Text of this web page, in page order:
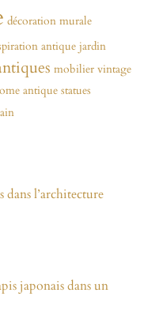
décoration murale
antique jardin
mobilier vintage
antique statues
dans l’architecture
japonais dans un